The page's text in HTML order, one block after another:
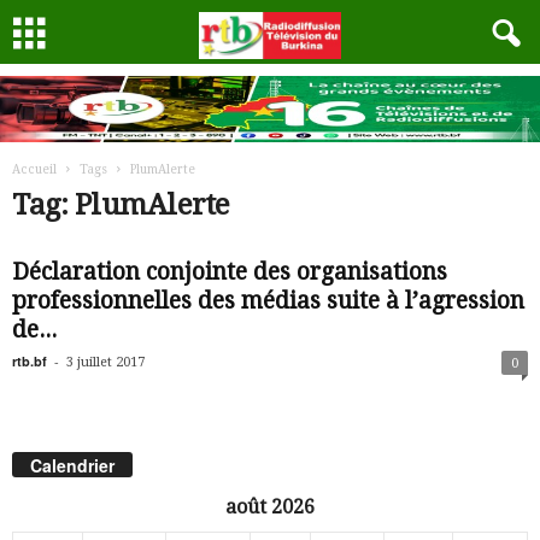
Accueil Tags PlumAlerte
Tag: PlumAlerte
Déclaration conjointe des organisations
professionnelles des médias suite à l’agression
de...
rtb.bf - 3 juillet 2017 0
Calendrier
août 2026